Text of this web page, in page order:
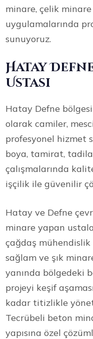
minare, çelik
uygulamalarında
sunuyoruz.
Hatay
Ustası
Hatay Defne
olarak camiler,
profesyonel hizmet
boya, tamirat,
çalışmalarında
işçilik ile güvenilir
Hatay ve Defne
minare yapan
çağdaş
sağlam ve şık
yanında bölgedeki
projeyi keşif
kadar titizlikle
Tecrübeli beton
yapısına özel